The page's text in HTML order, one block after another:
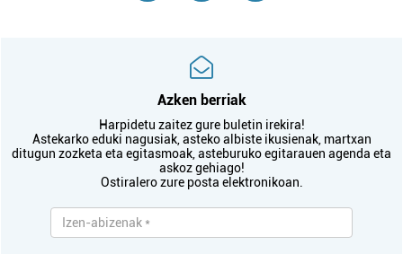
Azken berriak
Harpidetu zaitez gure buletin irekira!
Astekarko eduki nagusiak, asteko albiste ikusienak, martxan
ditugun zozketa eta egitasmoak, asteburuko egitarauen agenda eta
askoz gehiago!
Ostiralero zure posta elektronikoan.